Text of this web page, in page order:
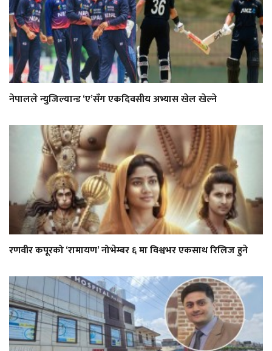
नेपालले न्युजिल्यान्ड ‘ए’सँग एकदिवसीय अभ्यास खेल खेल्ने
रणवीर कपूरको ‘रामायण’ नोभेम्बर ६ मा विश्वभर एकसाथ रिलिज हुने